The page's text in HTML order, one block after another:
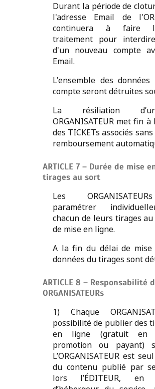
Durant la période de
l'adresse Email de
continuera à faire
traitement pour
d'un nouveau compte
Email.
L'ensemble des données
compte seront détruites
La résiliation
ORGANISATEUR met fin
des TICKETs associés
remboursement
ARTICLE 7 – Durée de mise
tirages au sort
Les
paramétrer
chacun de leurs tirages
de mise en ligne.
A la fin du délai de mise
données du tirages sont
ARTICLE 8 – Responsabilité
ORGANISATEURs
1) Chaque
possibilité de publier des
en ligne (gratuit en
promotion ou payant)
L’ORGANISATEUR est
du contenu publié par
lors l’ÉDITEUR,